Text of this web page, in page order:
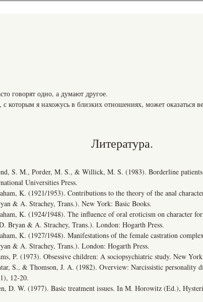
говорят одно, а думают другое.
с которым я нахожусь в близких отношениях, может оказаться
Литература.
M., Porder, M. S., & Willick, M. S. (1983). Borderline patients:
Universities Press.
K. (1921/1953). Contributions to the theory of the anal
& A. Strachey, Trans.). New York: Basic Books.
K. (1924/1948). The influence of oral eroticism on character
Bryan & A. Strachey, Trans.). London: Hogarth Press.
K. (1927/1948). Manifestations of the female castration
& A. Strachey, Trans.). London: Hogarth Press.
(1973). Obsessive children: A sociopsychiatric study. New
& Thomson, J. A. (1982). Overview: Narcissistic personality
12-20.
(1977). Basic treatment issues. In M. Horowitz (Ed.),